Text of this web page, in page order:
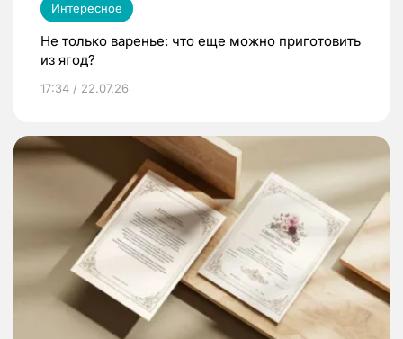
Интересное
Не только варенье: что еще можно приготовить
из ягод?
17:34 / 22.07.26